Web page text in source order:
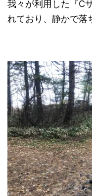
我々が利用した『C
れており、静かで落